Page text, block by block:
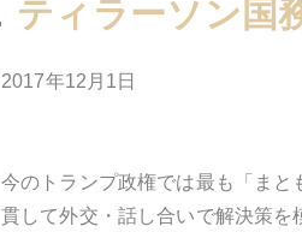
ティラーソン国
2017年12月1日
今のトランプ政権では最も「ま
貫して外交・話し合いで解決策